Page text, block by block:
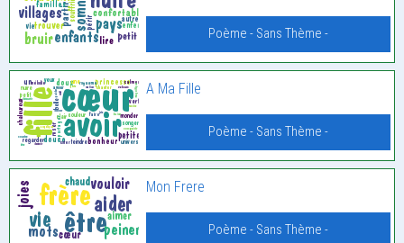
Poème - Sans Thème -
A Ma Fille
Poème - Sans Thème -
Mon Frere
Poème - Sans Thème -